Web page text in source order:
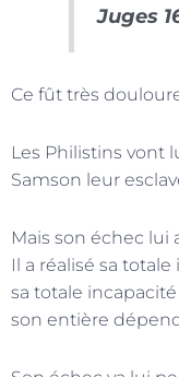
Juges
Ce fût très
Les Philistins vont
Samson leur
Mais son échec lui
Il a réalisé sa
sa totale
son entière